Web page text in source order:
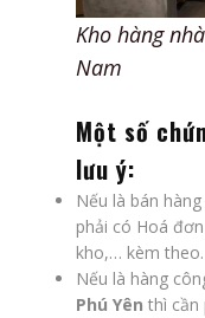
Kho hàng
Nam
Một số
lưu ý:
Nếu là bán
phải có Hoá
kho,… kèm theo.
Nếu là hàng
Phú Yên thì cần